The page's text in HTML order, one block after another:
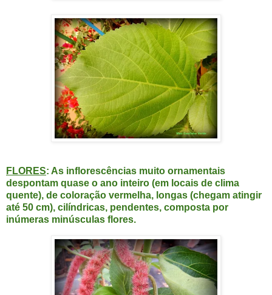
FLORES: As inflorescências muito ornamentais
despontam quase o ano inteiro (em locais de clima
quente), de coloração vermelha, longas (chegam atingir
até 50 cm), cilíndricas, pendentes, composta por
inúmeras minúsculas flores.